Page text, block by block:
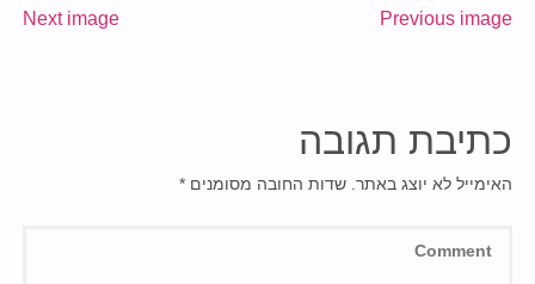
Previous image
Next image
כתיבת תגובה
האימייל לא יוצג באתר. שדות החובה מסומנים *